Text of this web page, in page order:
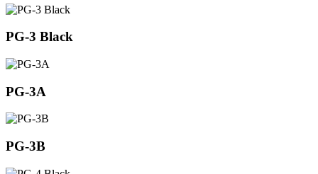
PG-3 Black
PG-3A
PG-3B